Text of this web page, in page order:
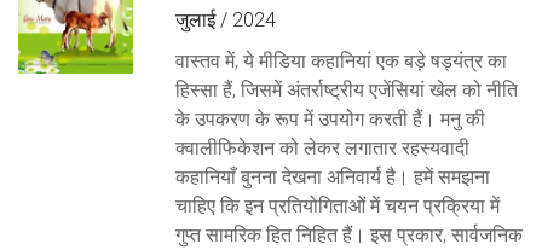
जुलाई / 2024
वास्तव में, ये मीडिया कहानियां एक बड़े षड्यंत्र का
हिस्सा हैं, जिसमें अंतर्राष्ट्रीय एजेंसियां खेल को नीति
के उपकरण के रूप में उपयोग करती हैं। मनु की
क्वालीफिकेशन को लेकर लगातार रहस्यवादी
कहानियाँ बुनना देखना अनिवार्य है। हमें समझना
चाहिए कि इन प्रतियोगिताओं में चयन प्रक्रिया में
गुप्त सामरिक हित निहित हैं। इस प्रकार, सार्वजनिक